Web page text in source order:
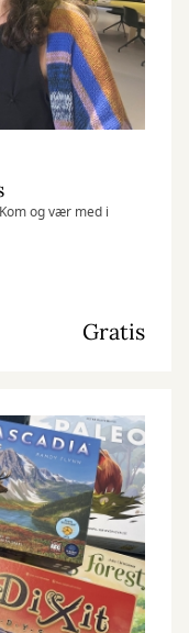
og vær med i
Gratis